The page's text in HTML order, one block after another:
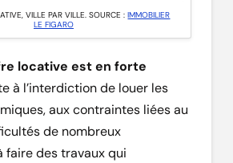
VILLE PAR VILLE. SOURCE :IMMOBILIER
LE FIGARO
locative est en forte
à l’interdiction de louer les
aux contraintes liées au
de nombreux
faire des travaux qui